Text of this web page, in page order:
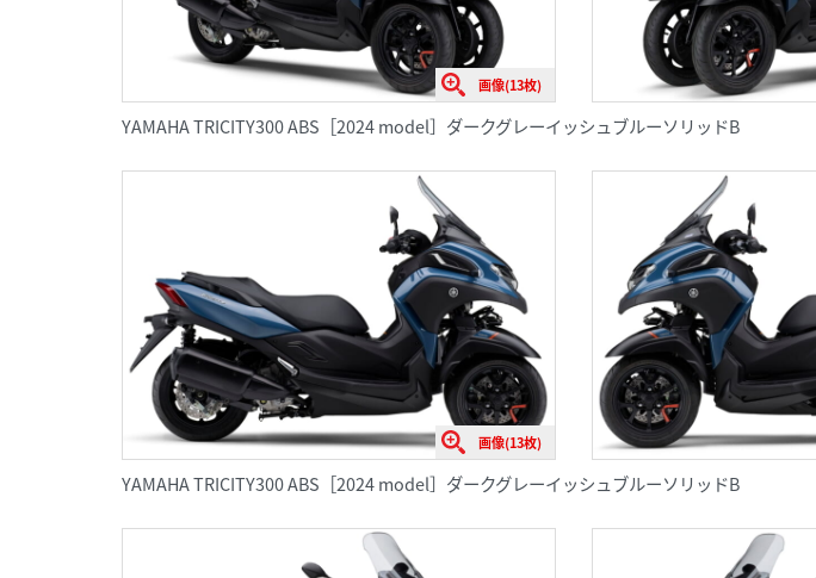
画像(13枚)
YAMAHA TRICITY300 ABS［2024 model］ダークグレーイッシュブルーソリッドB
画像(13枚)
YAMAHA TRICITY300 ABS［2024 model］ダークグレーイッシュブルーソリッドB